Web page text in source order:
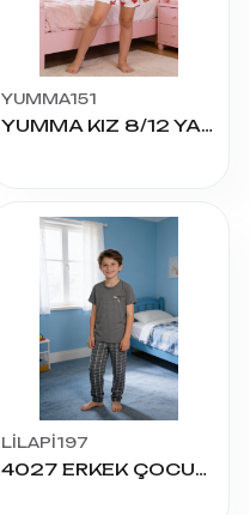
YUMMA151
YUMMA KIZ 8/12 YAŞ MILAN ŞORTLU TAKIM
LİLAPİ197
4027 ERKEK ÇOCUK SÜPREM K.KOL PİJAMA TAKIM